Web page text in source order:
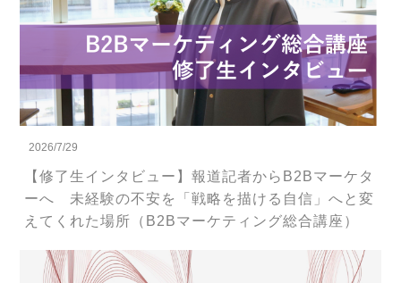
2026/7/29
【修了生インタビュー】報道記者からB2Bマーケタ
ーへ 未経験の不安を「戦略を描ける自信」へと変
えてくれた場所（B2Bマーケティング総合講座）